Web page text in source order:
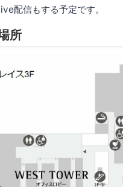
配信もする予定です。
所